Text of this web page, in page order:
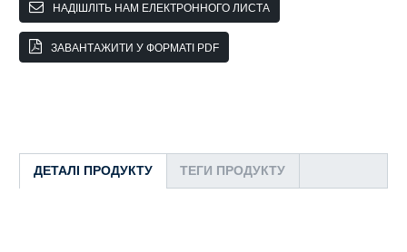
НАДІШЛІТЬ НАМ ЕЛЕКТРОННОГО ЛИСТА
ЗАВАНТАЖИТИ У ФОРМАТІ PDF
ДЕТАЛІ ПРОДУКТУ ТЕГИ ПРОДУКТУ